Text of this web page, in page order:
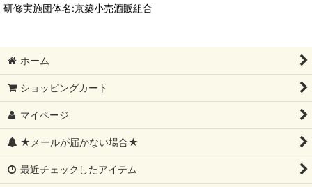
研修実施団体名:京築小売酒販組合
ホーム
ショッピングカート
マイページ
★メールが届かない場合★
最近チェックしたアイテム